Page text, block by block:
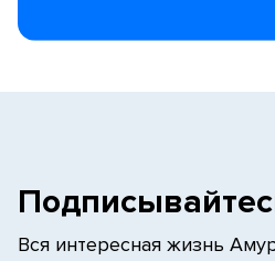
Вся интересная жизнь